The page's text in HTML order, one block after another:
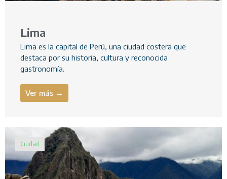
Lima
Lima es la capital de Perú, una ciudad costera que
destaca por su historia, cultura y reconocida
gastronomía.
Ver más →
Ciudad